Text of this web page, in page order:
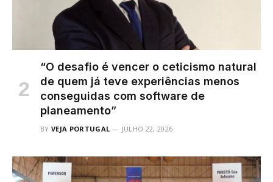
“O desafio é vencer o ceticismo natural
de quem já teve experiências menos
conseguidas com software de
planeamento”
BY VEJA PORTUGAL JULHO 22, 2026